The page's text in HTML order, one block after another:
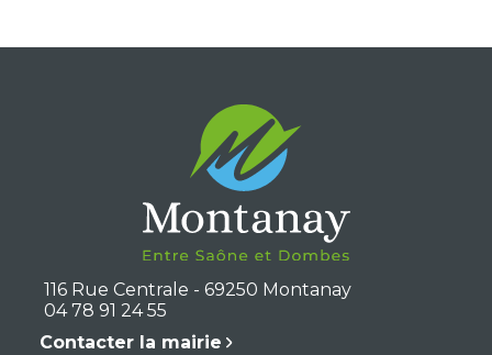
116 Rue Centrale - 69250 Montanay
04 78 91 24 55
Contacter la mairie